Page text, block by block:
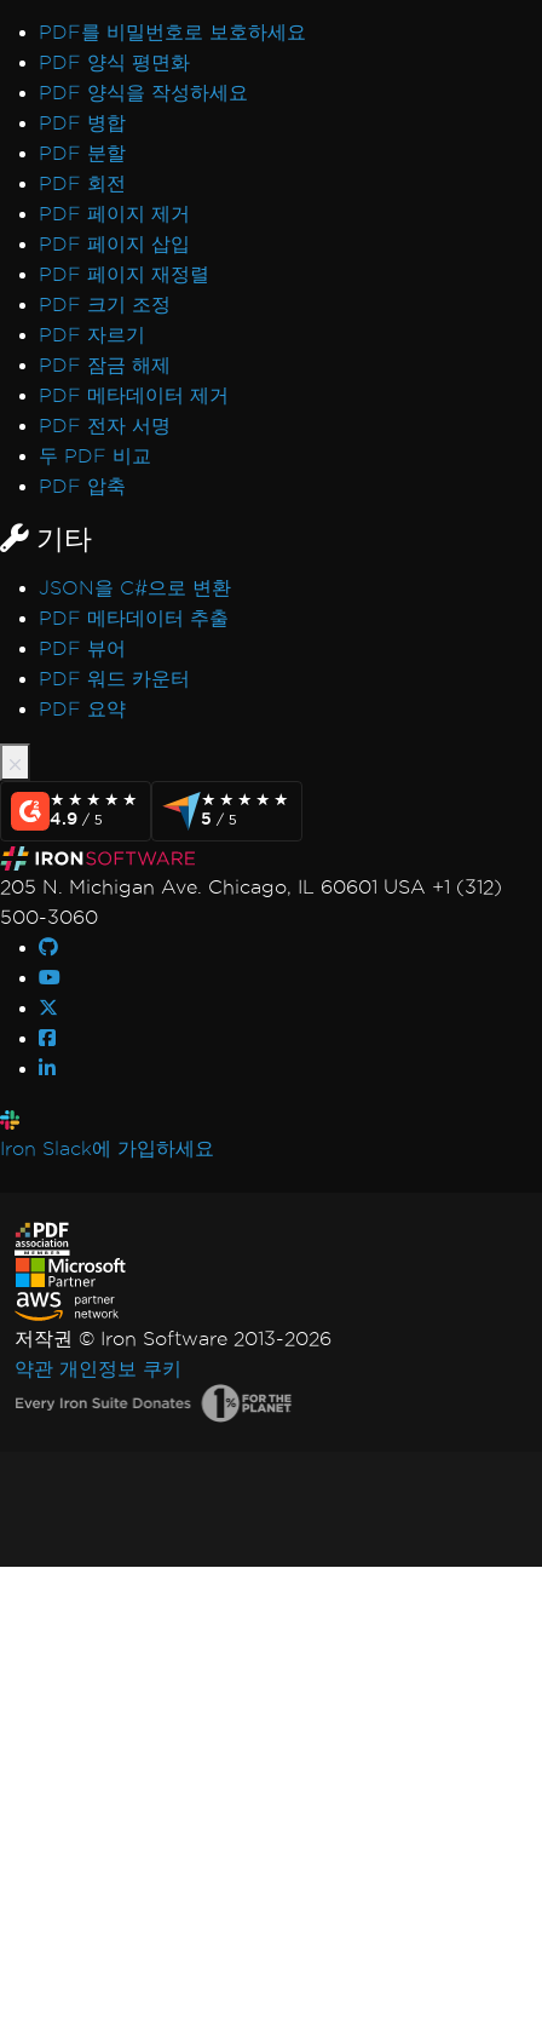
PDF를 비밀번호로 보호하세요
PDF 양식 평면화
PDF 양식을 작성하세요
PDF 병합
PDF 분할
PDF 회전
PDF 페이지 제거
PDF 페이지 삽입
PDF 페이지 재정렬
PDF 크기 조정
PDF 자르기
PDF 잠금 해제
PDF 메타데이터 제거
PDF 전자 서명
두 PDF 비교
PDF 압축
기타
JSON을 C#으로 변환
PDF 메타데이터 추출
PDF 뷰어
PDF 워드 카운터
PDF 요약
★★★★★
★★★★★
4.9 / 5
★★★★★
★★★★★
5 / 5
205 N. Michigan Ave. Chicago, IL 60601 USA +1 (312)
500-3060
Iron Slack에 가입하세요
저작권 © Iron Software 2013-2026
약관 개인정보 쿠키